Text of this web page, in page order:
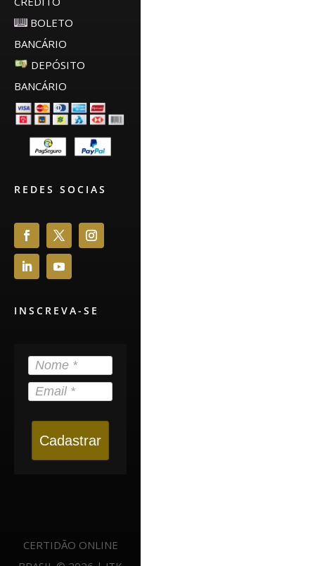
BOLETO
BANCÁRIO
DEPÓSITO
BANCÁRIO
REDES SOCIAS
INSCREVA-SE
Cadastrar
CERTIDÃO ONLINE